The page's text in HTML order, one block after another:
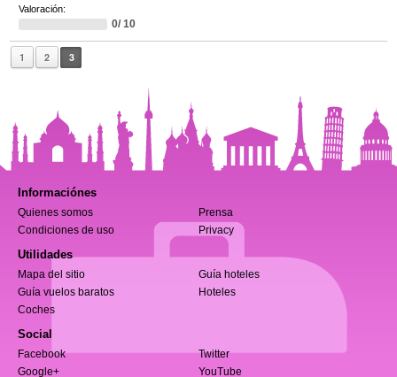
Valoración:
0/ 10
1 2 3
Informaciónes
Quienes somos
Prensa
Condiciones de uso
Privacy
Utilidades
Mapa del sitio
Guía hoteles
Guía vuelos baratos
Hoteles
Coches
Social
Facebook
Twitter
Google+
YouTube